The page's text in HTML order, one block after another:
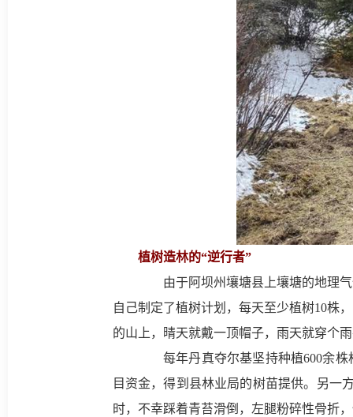
植树造林的“逆行者”
由于阿坝州壤塘县上壤塘的地理气
自己制定了植树计划，每天至少植树10株
的山上，晴天就戴一顶帽子，雨天就穿个
每年丹真夺尔基坚持种植600余株
目资金，得到县林业局的树苗提供。另一
时，不幸踩着青苔滑倒，左腿粉碎性骨折